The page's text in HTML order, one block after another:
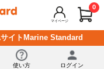
マイページ
0
イトMarine Standard
使い方 ログイン